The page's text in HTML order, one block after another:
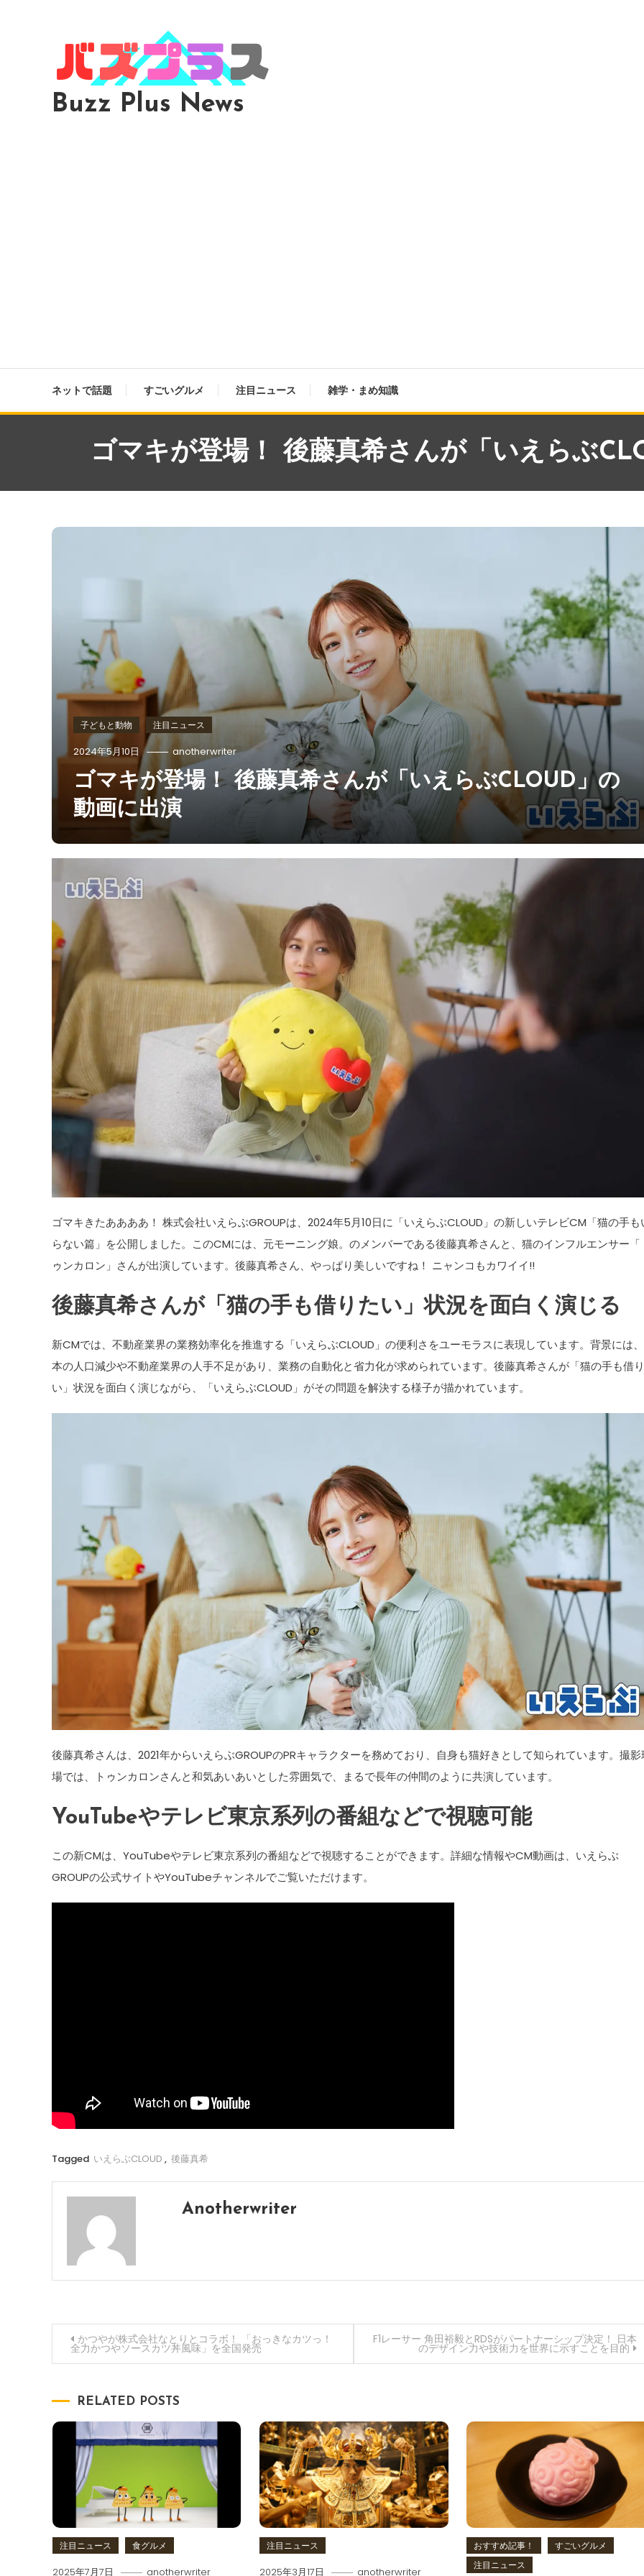
Buzz Plus News
ネットで話題 すごいグルメ 注目ニュース 雑学・まめ知識
ゴマキが登場！ 後藤真希さんが「いえらぶ
子どもと動物 注目ニュース
2024年5月10日 anotherwriter
ゴマキが登場！ 後藤真希さんが「いえらぶCLOUD」の
動画に出演
ゴマキきたああああ！ 株式会社いえらぶGROUPは、2024年5月10日に「いえらぶCLOUD」の新しいテレビCM「猫の手も
らない篇」を公開しました。このCMには、元モーニング娘。のメンバーである後藤真希さんと、猫のインフルエンサー「
ゥンカロン」さんが出演しています。後藤真希さん、やっぱり美しいですね！ ニャンコもカワイイ!!
後藤真希さんが「猫の手も借りたい」状況を面白く演じる
新CMでは、不動産業界の業務効率化を推進する「いえらぶCLOUD」の便利さをユーモラスに表現しています。背景には
本の人口減少や不動産業界の人手不足があり、業務の自動化と省力化が求められています。後藤真希さんが「猫の手も借
い」状況を面白く演じながら、「いえらぶCLOUD」がその問題を解決する様子が描かれています。
後藤真希さんは、2021年からいえらぶGROUPのPRキャラクターを務めており、自身も猫好きとして知られています。撮影
場では、トゥンカロンさんと和気あいあいとした雰囲気で、まるで長年の仲間のように共演しています。
YouTubeやテレビ東京系列の番組などで視聴可能
この新CMは、YouTubeやテレビ東京系列の番組などで視聴することができます。詳細な情報やCM動画は、いえらぶ
GROUPの公式サイトやYouTubeチャンネルでご覧いただけます。
Tagged いえらぶCLOUD , 後藤真希
Anotherwriter
投
ナ
シ
ョ
かつやが株式会社なとりとコラボ！ 「おっきなカツっ！
全力かつやソースカツ丼風味」を全国発売
F1レーサー 角田裕毅とRDSがパートナーシップ決定！ 日本
のデザイン力や技術力を世界に示すことを目的
RELATED POSTS
注目ニュース 食グルメ
2025年7月7日 anotherwriter
注目ニュース
2025年3月17日 anotherwriter
おすすめ記事！
すごいグルメ
注目ニュース